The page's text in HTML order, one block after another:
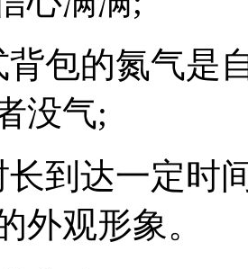
背包的氮气是
没气;
长到达一定时
外观形象。